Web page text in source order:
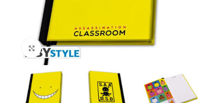
Click to enlarge